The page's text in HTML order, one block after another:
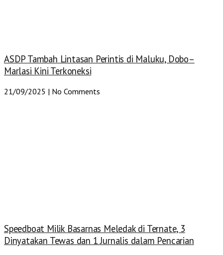
ASDP Tambah Lintasan Perintis di Maluku, Dobo–
Marlasi Kini Terkoneksi
21/09/2025 No Comments
Speedboat Milik Basarnas Meledak di Ternate, 3
Dinyatakan Tewas dan 1 Jurnalis dalam Pencarian